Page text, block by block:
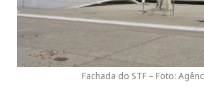
Fachada do STF – Foto: